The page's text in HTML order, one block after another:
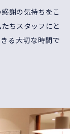
謝の気持ちをこ
ちスタッフにと
る大切な時間で